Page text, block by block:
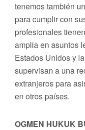
tenemos también
para cumplir con
profesionales
amplia en asuntos
Estados Unidos y
supervisan a una
extranjeros para
en otros países.
OGMEN HUKUK